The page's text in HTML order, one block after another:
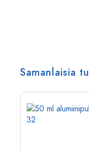
Samanlaisia